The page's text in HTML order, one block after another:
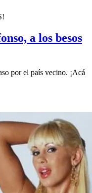
a los besos
por el país vecino. ¡Acá